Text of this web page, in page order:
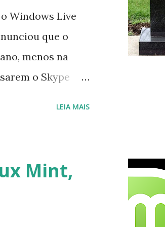
Windows Live
que o
menos na
o Skype
(assim como
claro,
como opção.
LEIA MAIS
Mint,